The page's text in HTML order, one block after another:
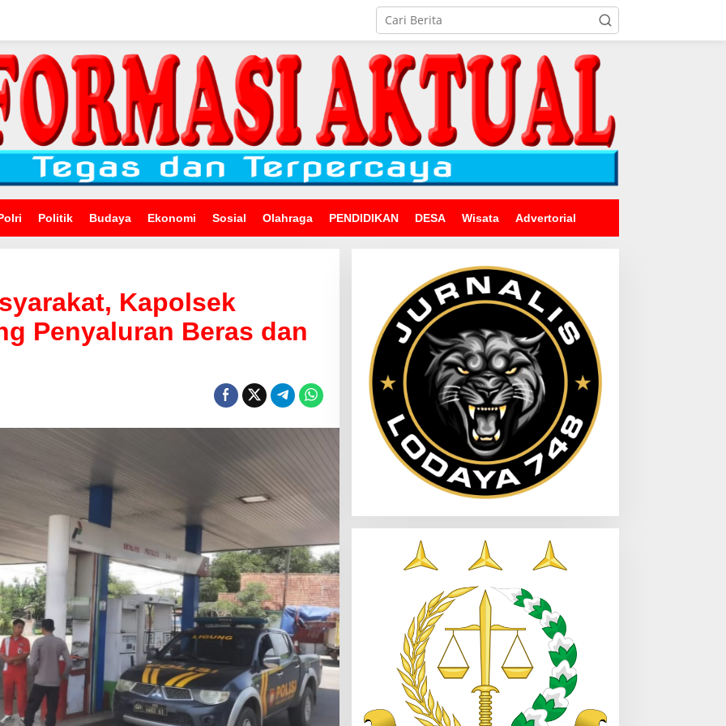
Politik Budaya Ekonomi Sosial Olahraga PENDIDIKAN DESA Wisata Advertorial
Kapolsek
Penyaluran Beras dan